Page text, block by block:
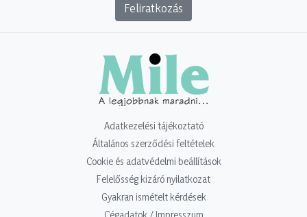
Feliratkozás
Adatkezelési tájékoztató
Általános szerződési feltételek
Cookie és adatvédelmi beállítások
Felelősség kizáró nyilatkozat
Gyakran ismételt kérdések
Cégadatok / Impresszum